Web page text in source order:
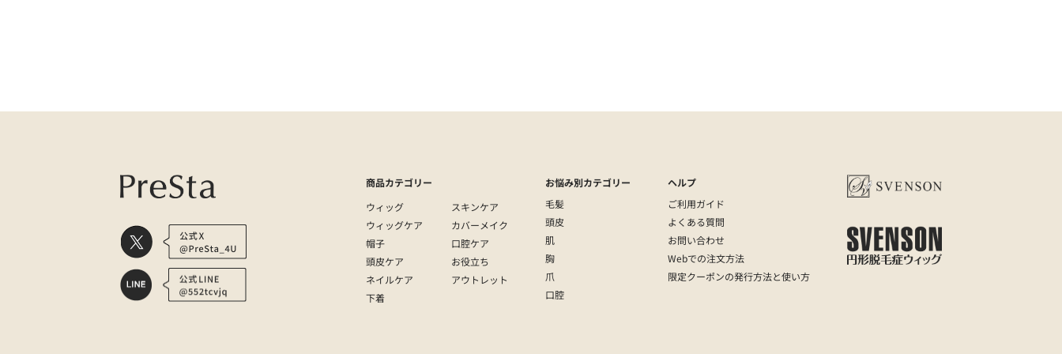
商品カテゴリー
ウィッグ
ウィッグケア
帽子
頭皮ケア
ネイルケア
下着
スキンケア
カバーメイク
口腔ケア
お役立ち
アウトレット
お悩み別カテゴリー
毛髪
頭皮
肌
胸
爪
口腔
ヘルプ
ご利用ガイド
よくある質問
お問い合わせ
Webでの注文方法
限定クーポンの発行方法と使い方